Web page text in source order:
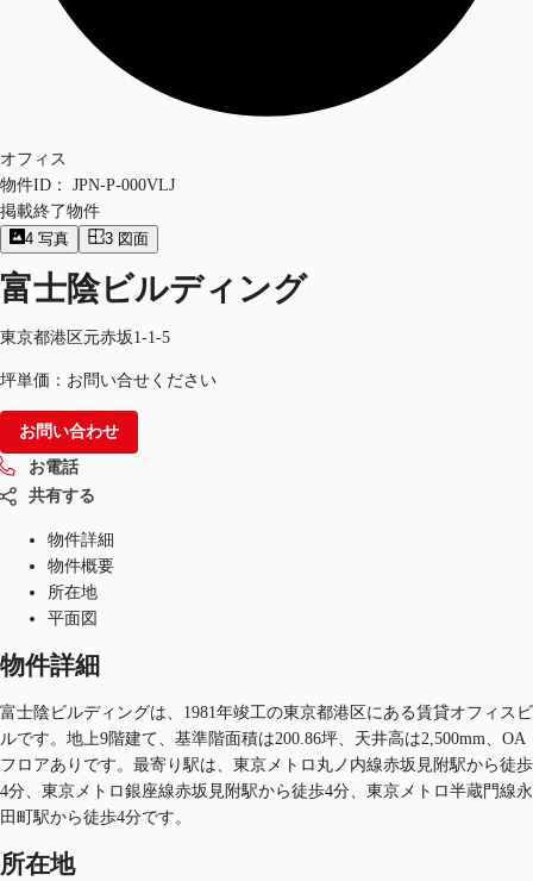
オフィス
物件ID：
JPN-P-000VLJ
掲載終了物件
4 写真 3 図面
富士陰ビルディング
東京都港区元赤坂1-1-5
坪単価：お問い合せください
お問い合わせ
お電話
共有する
物件詳細
物件概要
所在地
平面図
物件詳細
富士陰ビルディングは、1981年竣工の東京都港区にある賃貸オフィスビ
ルです。地上9階建て、基準階面積は200.86坪、天井高は2,500mm、OA
フロアありです。最寄り駅は、東京メトロ丸ノ内線赤坂見附駅から徒歩
4分、東京メトロ銀座線赤坂見附駅から徒歩4分、東京メトロ半蔵門線永
田町駅から徒歩4分です。
所在地